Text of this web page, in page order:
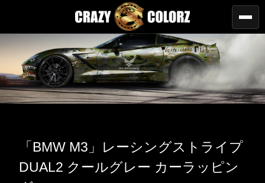
「BMW M3」レーシングストライプ
DUAL2 クールグレー カーラッピン